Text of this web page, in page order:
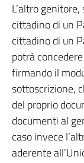
L’altro
cittadino di un
cittadino di un
potrà
firmando il
sottoscrizione,
del proprio
documenti al
caso invece
aderente